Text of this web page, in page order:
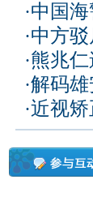
·中国
·中方
·熊兆
·解码
·近视